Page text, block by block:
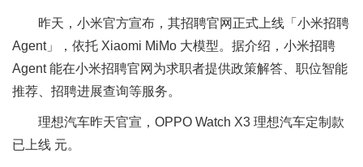
昨天，小米官方宣布，其招聘官网正式上线「小米招聘
Agent」，依托 Xiaomi MiMo 大模型。据介绍，小米招聘
Agent 能在小米招聘官网为求职者提供政策解答、职位智能
推荐、招聘进展查询等服务。
理想汽车昨天官宣，OPPO Watch X3 理想汽车定制款
已上线 元。